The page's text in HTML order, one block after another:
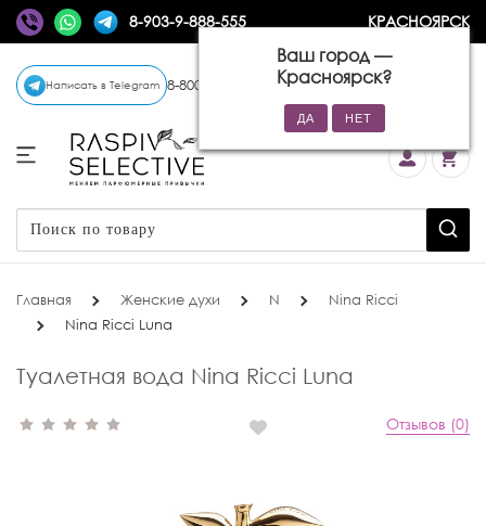
8-903-9-888-555 КРАСНОЯРСК
Ваш город —
Красноярск?
Написать в Telegram 8-800-770-72-34 (бесплатно)
Главная Женские духи N
Nina Ricci
Nina Ricci Luna
Туалетная вода Nina Ricci Luna
Отзывов (0)